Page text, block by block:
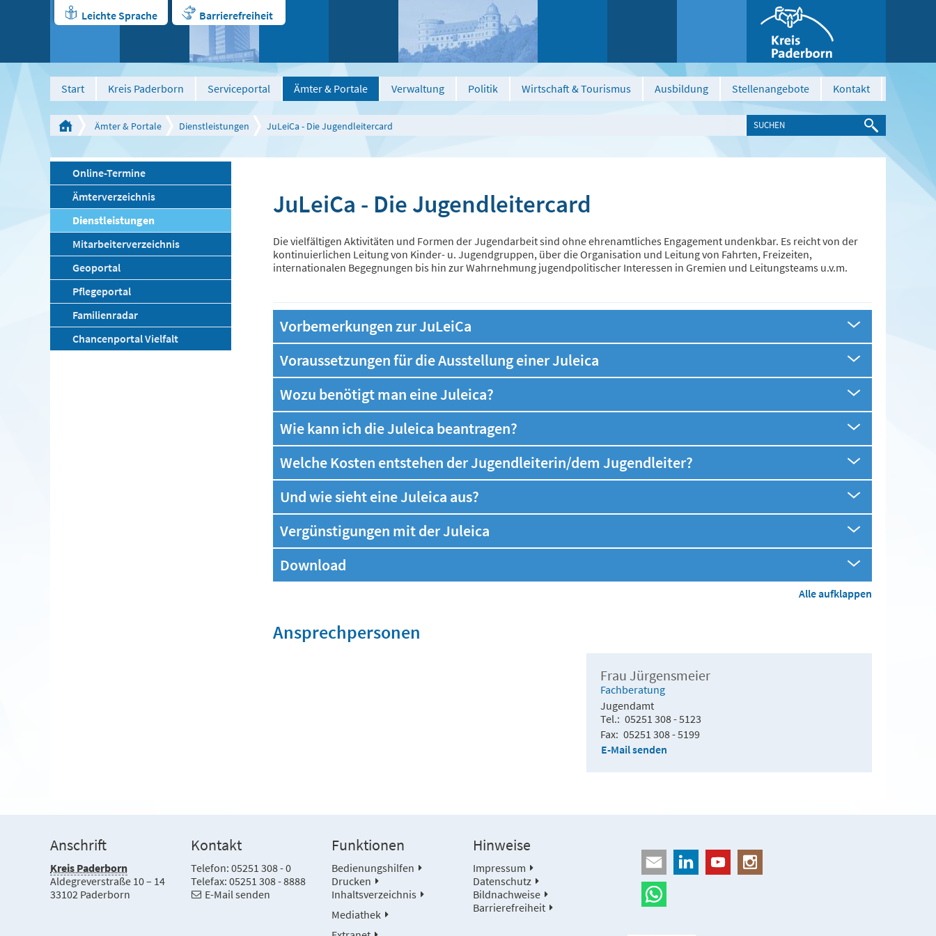
Leichte Sprache Barrierefreiheit
Start Kreis Paderborn Serviceportal Ämter & Portale Verwaltung Politik Wirtschaft & Tourismus Ausbildung Stellenangebote Kontakt
Ämter & Portale Dienstleistungen JuLeiCa - Die Jugendleitercard
Online-Termine
Ämterverzeichnis
Dienstleistungen
Mitarbeiterverzeichnis
Geoportal
Pflegeportal
Familienradar
Chancenportal Vielfalt
JuLeiCa - Die Jugendleitercard
Die vielfältigen Aktivitäten und Formen der Jugendarbeit sind ohne ehrenamtliches Engagement undenkbar. Es reicht von der
kontinuierlichen Leitung von Kinder- u. Jugendgruppen, über die Organisation und Leitung von Fahrten, Freizeiten,
internationalen Begegnungen bis hin zur Wahrnehmung jugendpolitischer Interessen in Gremien und Leitungsteams u.v.m.
Vorbemerkungen zur JuLeiCa
Voraussetzungen für die Ausstellung einer Juleica
Wozu benötigt man eine Juleica?
Wie kann ich die Juleica beantragen?
Welche Kosten entstehen der Jugendleiterin/dem Jugendleiter?
Und wie sieht eine Juleica aus?
Vergünstigungen mit der Juleica
Download
Alle aufklappen
Ansprechpersonen
Frau Jürgensmeier
Fachberatung
Jugendamt
Tel. 05251 308 - 5123
Fax 05251 308 - 5199
E-Mail senden
Anschrift
Kreis Paderborn
Aldegreverstraße 10 – 14
33102 Paderborn
Kontakt
Telefon: 05251 308 - 0
Telefax: 05251 308 - 8888
E-Mail senden
Funktionen
Bedienungshilfen
Drucken
Inhaltsverzeichnis
Mediathek
Hinweise
Impressum
Datenschutz
Bildnachweise
Barrierefreiheit